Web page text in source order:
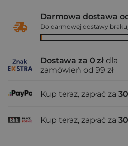
Darmowa dostawa
Do darmowej dostawy
Dostawa za 0 zł dla
zamówień od 99 zł
Kup teraz, zapłać za
Kup teraz, zapłać za